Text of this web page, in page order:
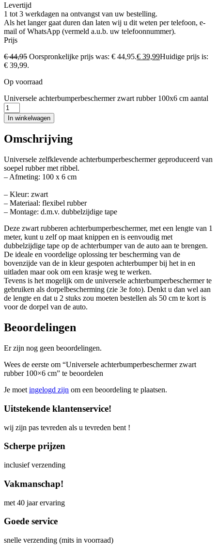
Levertijd
1 tot 3 werkdagen na ontvangst van uw bestelling.
Als het langer gaat duren dan laten wij u dit weten per telefoon, e-
mail of WhatsApp (vermeld a.u.b. uw telefoonnummer).
Prijs
€44,95 Oorspronkelijke prijs was: € 44,95.€ 39,99Huidige prijs is:
€ 39,99.
Op voorraad
Universele achterbumperbeschermer zwart rubber 100x6 cm aantal
In winkelwagen
Omschrijving
Universele zelfklevende achterbumperbeschermer geproduceerd van
soepel rubber met ribbel.
– Afmeting: 100 x 6 cm
– Kleur: zwart
– Materiaal: flexibel rubber
– Montage: d.m.v. dubbelzijdige tape
Deze zwart rubberen achterbumperbeschermer, met een lengte van 1
meter, kunt u zelf op maat knippen en is eenvoudig met
dubbelzijdige tape op de achterbumper van de auto aan te brengen.
De ideale en voordelige oplossing ter bescherming van de
bovenzijde van de in kleur gespoten achterbumper bij het in en
uitladen maar ook om een krasje weg te werken.
Tevens is het mogelijk om de universele achterbumperbeschermer te
gebruiken als dorpelbescherming (zie 3e foto). Denkt u dan wel aan
de lengte en dat u 2 stuks zou moeten bestellen als 50 cm te kort is
voor de dorpel van de auto.
Beoordelingen
Er zijn nog geen beoordelingen.
Wees de eerste om “Universele achterbumperbeschermer zwart
rubber 100×6 cm” te beoordelen
Je moet ingelogd zijn om een beoordeling te plaatsen.
Uitstekende klantenservice!
wij zijn pas tevreden als u tevreden bent !
Scherpe prijzen
inclusief verzending
Vakmanschap!
met 40 jaar ervaring
Goede service
snelle verzending (mits in voorraad)